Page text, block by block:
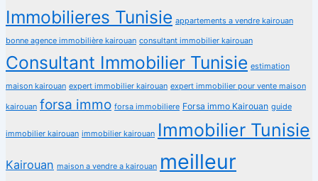
Immobilieres Tunisie appartements a vendre kairouan
bonne agence immobilière kairouan consultant immobilier kairouan
Consultant Immobilier Tunisie estimation
maison kairouan expert immobilier kairouan expert immobilier pour vente maison
kairouan forsa immo forsa immobiliere Forsa immo Kairouan guide
immobilier kairouan immobilier kairouan Immobilier Tunisie
Kairouan maison a vendre a kairouan meilleur